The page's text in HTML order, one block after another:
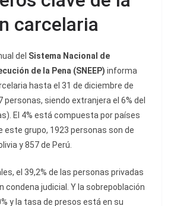
carcelaria
del Sistema Nacional de
de la Pena (SNEEP) informa
hasta el 31 de diciembre de
personas, siendo extranjera el 6% del
El 4% está compuesta por países
este grupo, 1923 personas son de
y 857 de Perú.
el 39,2% de las personas privadas
condena judicial. Y la sobrepoblación
y la tasa de presos está en su